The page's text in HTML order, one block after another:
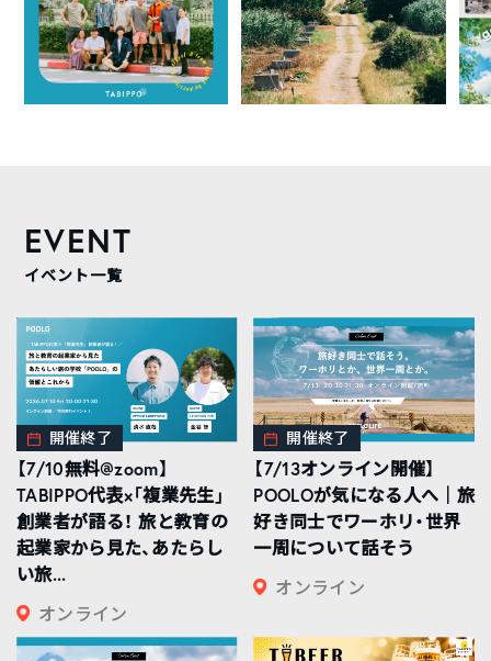
EVENT
イベント一覧
開催終了
【7/10無料@zoom】
TABIPPO代表×「複業先生」
創業者が語る！ 旅と教育の
起業家から見た、あたらし
い旅...
オンライン
開催終了
【7/13オンライン開催】
POOLOが気になる人へ｜旅
好き同士でワーホリ・世界
一周について話そう
オンライン